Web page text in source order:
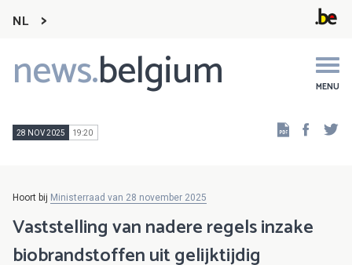
NL
news.belgium MENU
Main
navigation
28 NOV 2025 19:20
Hoort bij Ministerraad van 28 november 2025
Vaststelling van nadere regels inzake
biobrandstoffen uit gelijktijdig